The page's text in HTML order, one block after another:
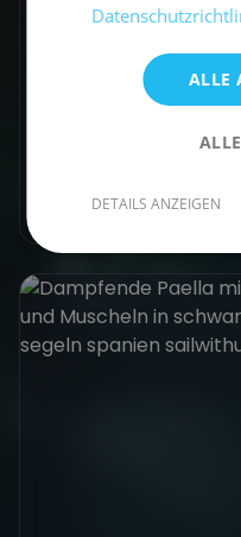
Mallorca, bekannt
Strände und
historische
besonders
19.
Mehr erfahren
ALLE
DETAILS ANZEIGEN